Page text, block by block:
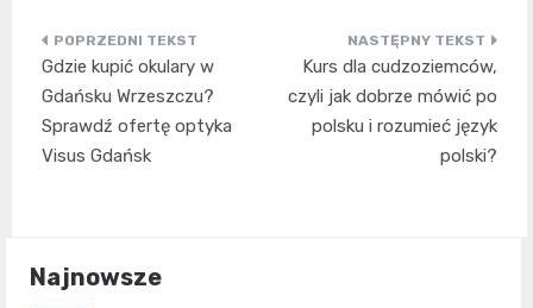
Nawigacja
wpisu
Gdzie kupić okulary w
Gdańsku Wrzeszczu?
Sprawdź ofertę optyka
Visus Gdańsk
Kurs dla cudzoziemców,
czyli jak dobrze mówić po
polsku i rozumieć język
polski?
Najnowsze